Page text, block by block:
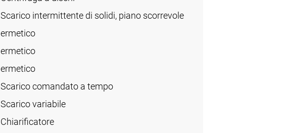
Scarico intermittente di solidi, piano scorrevole
ermetico
ermetico
ermetico
Scarico comandato a tempo
Scarico variabile
Chiarificatore